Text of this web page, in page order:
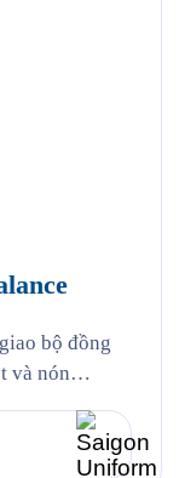
bộ đồng
và nón
hiệu thể
Boston,